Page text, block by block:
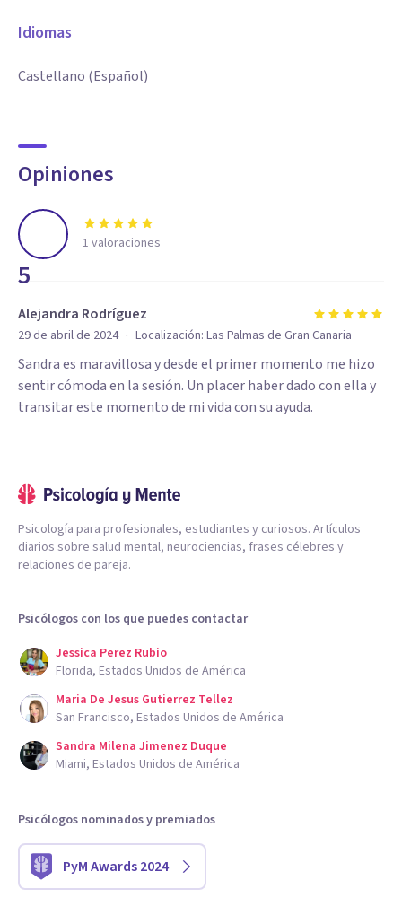
Idiomas
Castellano (Español)
Opiniones
5
1 valoraciones
Alejandra Rodríguez
29 de abril de 2024 · Localización: Las Palmas de Gran Canaria
Sandra es maravillosa y desde el primer momento me hizo
sentir cómoda en la sesión. Un placer haber dado con ella y
transitar este momento de mi vida con su ayuda.
Psicología para profesionales, estudiantes y curiosos. Artículos
diarios sobre salud mental, neurociencias, frases célebres y
relaciones de pareja.
Psicólogos con los que puedes contactar
Jessica Perez Rubio
Florida, Estados Unidos de América
Maria De Jesus Gutierrez Tellez
San Francisco, Estados Unidos de América
Sandra Milena Jimenez Duque
Miami, Estados Unidos de América
Psicólogos nominados y premiados
PyM Awards 2024